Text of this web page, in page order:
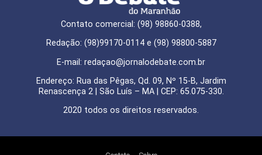
Contato comercial: (98) 98860-0388,
Redação: (98)99170-0114 e (98) 98800-5887
E-mail: redaçao@jornalodebate.com.br
Endereço: Rua das Pêgas, Qd. 09, Nº 15-B, Jardim
Renascença 2 | São Luís – MA | CEP: 65.075-330.
2020 todos os direitos reservados.